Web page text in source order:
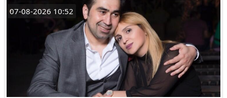
07-08-2026 10:52